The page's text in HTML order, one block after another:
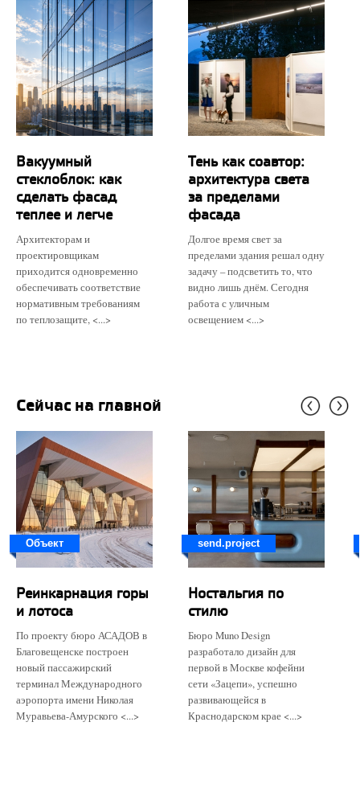
Вакуумный
стеклоблок: как
сделать фасад
теплее и легче
Архитекторам и
проектировщикам
приходится одновременно
обеспечивать соответствие
нормативным требованиям
по теплозащите, <...>
Тень как соавтор:
архитектура света
за пределами
фасада
Долгое время свет за
пределами здания решал одну
задачу – подсветить то, что
видно лишь днём. Сегодня
работа с уличным
освещением <...>
Сейчас на главной
Объект
Реинкарнация горы
и лотоса
По проекту бюро АСАДОВ в
Благовещенске построен
новый пассажирский
терминал Международного
аэропорта имени Николая
Муравьева-Амурского <...>
send.project
Ностальгия по
стилю
Бюро Muno Design
разработало дизайн для
первой в Москве кофейни
сети «Зацепи», успешно
развивающейся в
Краснодарском крае <...>